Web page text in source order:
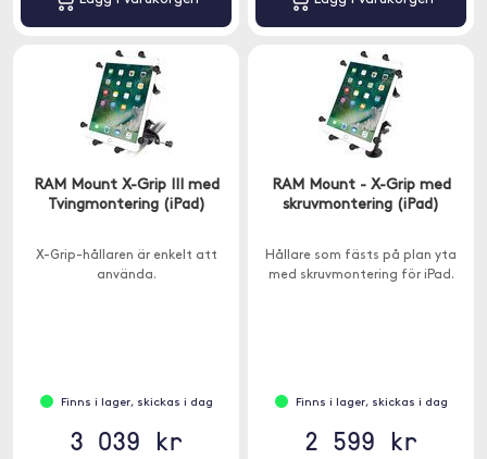
RAM Mount X-Grip III med
Tvingmontering (iPad)
X-Grip-hållaren är enkelt att
använda.
Finns i lager, skickas i dag
3 039 kr
RAM Mount - X-Grip med
skruvmontering (iPad)
Hållare som fästs på plan yta
med skruvmontering för iPad.
Finns i lager, skickas i dag
2 599 kr